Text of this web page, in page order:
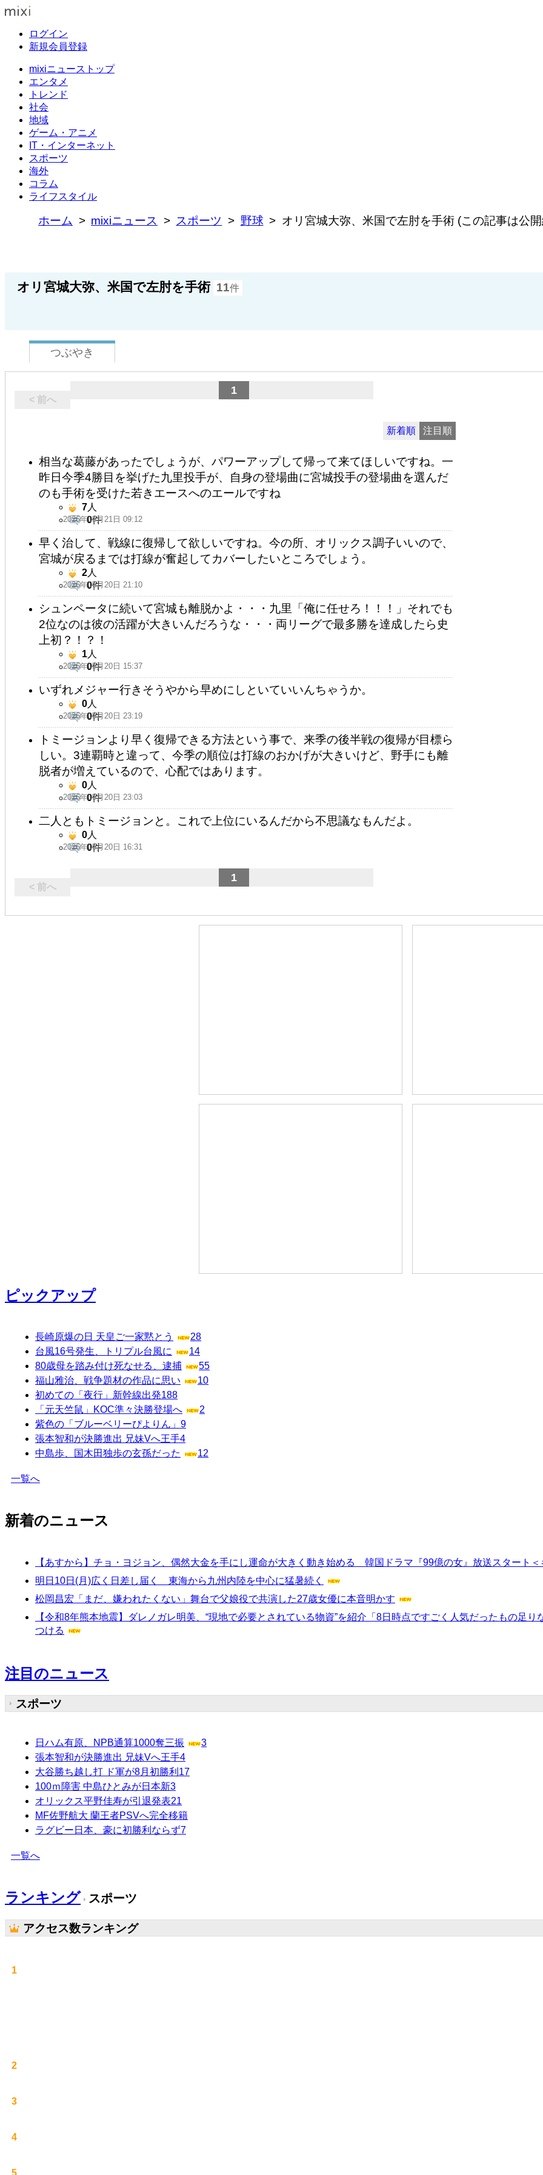
ログイン
新規会員登録
mixiニューストップ
エンタメ
トレンド
社会
地域
ゲーム・アニメ
IT・インターネット
スポーツ
海外
コラム
ライフスタイル
ホーム mixiニュース スポーツ 野球 オリ宮城大弥、米国で左肘を手術 (この記事は公
オリ宮城大弥、米国で左肘を手術 11件
つぶやき
< 前へ
1
新着順 注目順
相当な葛藤があったでしょうが、パワーアップして帰って来てほしいですね。一
昨日今季4勝目を挙げた九里投手が、自身の登場曲に宮城投手の登場曲を選んだ
のも手術を受けた若きエースへのエールですね
2026年05月21日 09:12
7人
0件
早く治して、戦線に復帰して欲しいですね。今の所、オリックス調子いいので、
宮城が戻るまでは打線が奮起してカバーしたいところでしょう。
2026年05月20日 21:10
2人
0件
シュンペータに続いて宮城も離脱かよ・・・九里「俺に任せろ！！！」それでも
2位なのは彼の活躍が大きいんだろうな・・・両リーグで最多勝を達成したら史
上初？！？！
2026年05月20日 15:37
1人
0件
いずれメジャー行きそうやから早めにしといていいんちゃうか。
2026年05月20日 23:19
0人
0件
トミージョンより早く復帰できる方法という事で、来季の後半戦の復帰が目標ら
しい。3連覇時と違って、今季の順位は打線のおかげが大きいけど、野手にも離
脱者が増えているので、心配ではあります。
2026年05月20日 23:03
0人
0件
二人ともトミージョンと。これで上位にいるんだから不思議なもんだよ。
2026年05月20日 16:31
0人
0件
< 前へ
1
ピックアップ
長崎原爆の日 天皇ご一家黙とう
28
台風16号発生、トリプル台風に
14
80歳母を踏み付け死なせる、逮捕
55
福山雅治、戦争題材の作品に思い
10
初めての「夜行」新幹線出発188
「元天竺鼠」KOC準々決勝登場へ
2
紫色の「ブルーベリーぴよりん」 9
張本智和が決勝進出 兄妹Vへ王手4
中島歩、国木田独歩の玄孫だった
12
一覧へ
新着のニュース
【あすから】チョ・ヨジョン、偶然大金を手にし運命が大きく動き始める 韓国ドラマ『99億の女』放送スタート
明日10日(月)広く日差し届く 東海から九州内陸を中心に猛暑続く
松岡昌宏「まだ、嫌われたくない」舞台で父娘役で共演した27歳女優に本音明かす
【令和8年熊本地震】ダレノガレ明美、“現地で必要とされている物資”を紹介「8日時点ですごく人気だったもの
つける
注目のニュース
スポーツ
日ハム有原、NPB通算1000奪三振
3
張本智和が決勝進出 兄妹Vへ王手4
大谷勝ち越し打 ド軍が8月初勝利 17
100ｍ障害 中島ひとみが日本新3
オリックス平野佳寿が引退発表21
MF佐野航大 蘭王者PSVへ完全移籍
ラグビー日本、豪に初勝利ならず7
一覧へ
ランキング スポーツ
アクセス数ランキング
1
2
3
4
5